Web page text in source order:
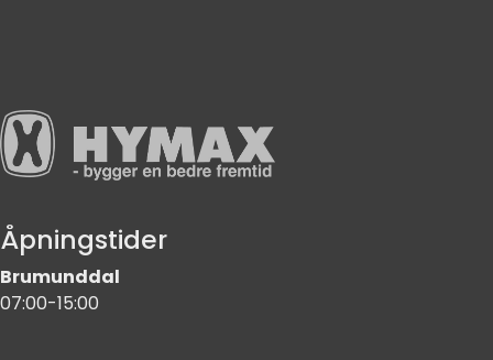
Åpningstider
Brumunddal
07:00-15:00